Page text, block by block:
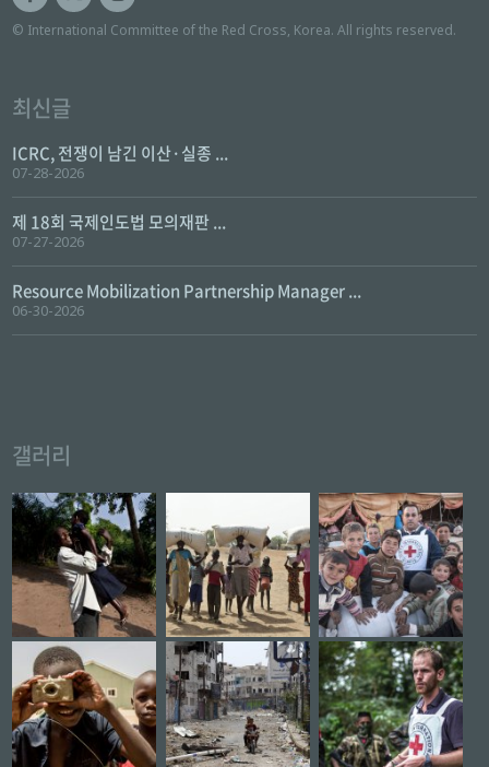
© International Committee of the Red Cross, Korea. All rights reserved.
최신글
ICRC, 전쟁이 남긴 이산·실종 ...
07-28-2026
제 18회 국제인도법 모의재판 ...
07-27-2026
Resource Mobilization Partnership Manager ...
06-30-2026
갤러리